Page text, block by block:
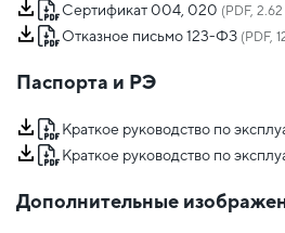
Сертификат 004, 020 (PDF,
Отказное письмо 123-ФЗ (PDF,
Паспорта и РЭ
Краткое руководство по
Краткое руководство по
Дополнительные